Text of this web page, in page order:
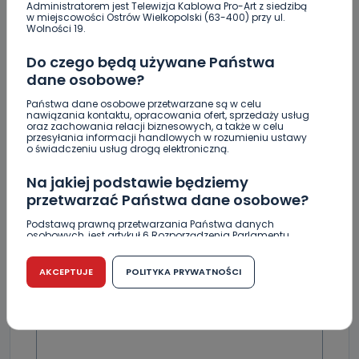
Administratorem jest Telewizja Kablowa Pro-Art z siedzibą
w miejscowości Ostrów Wielkopolski (63-400) przy ul.
Wolności 19.
Do czego będą używane Państwa
dane osobowe?
Państwa dane osobowe przetwarzane są w celu
nawiązania kontaktu, opracowania ofert, sprzedaży usług
oraz zachowania relacji biznesowych, a także w celu
przesyłania informacji handlowych w rozumieniu ustawy
o świadczeniu usług drogą elektroniczną.
Na jakiej podstawie będziemy
przetwarzać Państwa dane osobowe?
Podstawą prawną przetwarzania Państwa danych
osobowych, jest artykuł 6 Rozporządzenia Parlamentu
r. w sprawie ochrony osób fizycznych w związku z
przetwarzaniem danych osobowych w sprawie
swobodnego przepływu takich danych oraz uchylenia
dyrektywy 95/46/WE (RODO).
Czy jest możliwość cofnięcia zgody?
AKCEPTUJE POLITYKA PRYWATNOŚCI
Koniec ryku silników i rajdów po mieście?
Rasmussen po pierwszych sparingach: obrona
Skomentuj ten wpis jako pierwszy!
DOŁĄCZ DO DYSKUSJI
DODAJ SWÓJ KOMENTARZ